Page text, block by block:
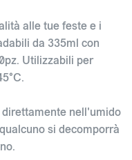
alle tue feste e i
da 335ml con
Utilizzabili per
nell'umido
si decomporrà